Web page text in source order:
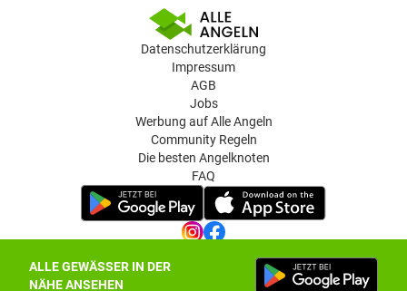
ALLE GEWÄSSER IN DER
NÄHE ANSEHEN
Datenschutzerklärung
Impressum
AGB
Jobs
Werbung auf Alle Angeln
Community Regeln
Die besten Angelknoten
FAQ
Datenschutz-Einstellungen